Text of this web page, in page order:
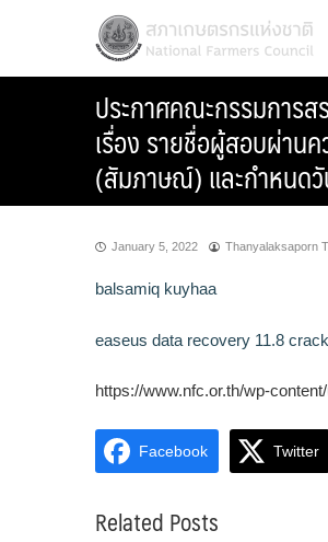
สภาเกษตรกรแห่งชาติ
National Farmers Council
ประกาศคณะกรรมการ
เรื่อง รายชื่อผู้สอบผ่าน
(สัมภาษณ์) และกำหนด
January 5, 2022 Thanyalaksaporn
balsamiq kuyhaa
easeus data recovery 11.8 crack
https://www.nfc.or.th/wp-
Facebook Twitter
Related Posts